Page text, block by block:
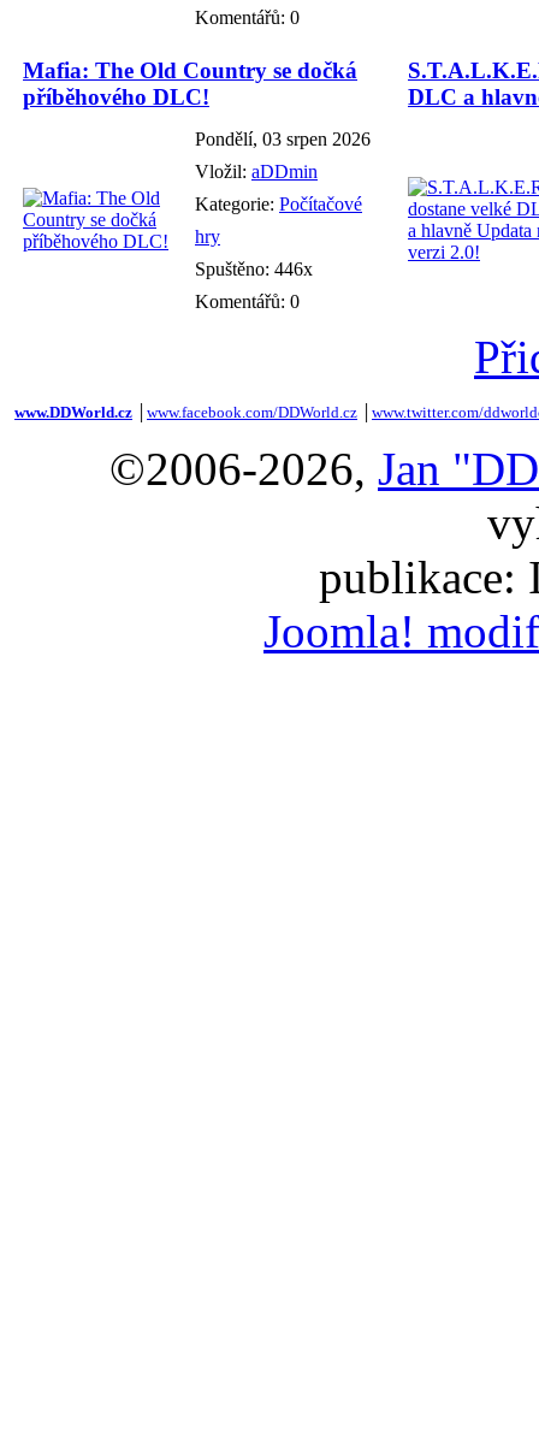
Komentářů: 0
Mafia: The Old Country se dočká
příběhového DLC!
Pondělí, 03 srpen 2026
Vložil: aDDmin
Kategorie: Počítačové
hry
Spuštěno: 446x
Komentářů: 0
DLC a
www.DDWorld.cz www.facebook.com/DDWorld.cz www.twitter.com/
©2006-2026, Jan
publikace:
Joomla!